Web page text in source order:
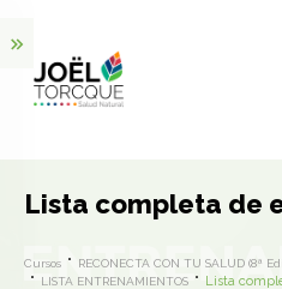
Lista completa de
Cursos RECONECTA CON TU SALUD (8ª
LISTA ENTRENAMIENTOS